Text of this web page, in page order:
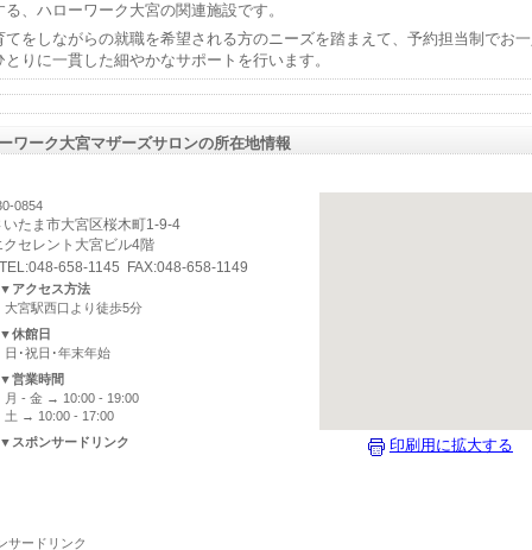
る、ハローワーク大宮の関連施設です。
てをしながらの就職を希望される方のニーズを踏まえて、予約担当制でお一
とりに一貫した細やかなサポートを行います。
ワーク大宮マザーズサロンの所在地情報
0854
いたま市大宮区桜木町1-9-4
クセレント大宮ビル4階
TEL:048-658-1145 FAX:048-658-1149
▼アクセス方法
大宮駅西口より徒歩5分
▼休館日
日･祝日･年末年始
▼営業時間
月 - 金 → 10:00 - 19:00
土 → 10:00 - 17:00
▼スポンサードリンク
印刷用に拡大する
サードリンク